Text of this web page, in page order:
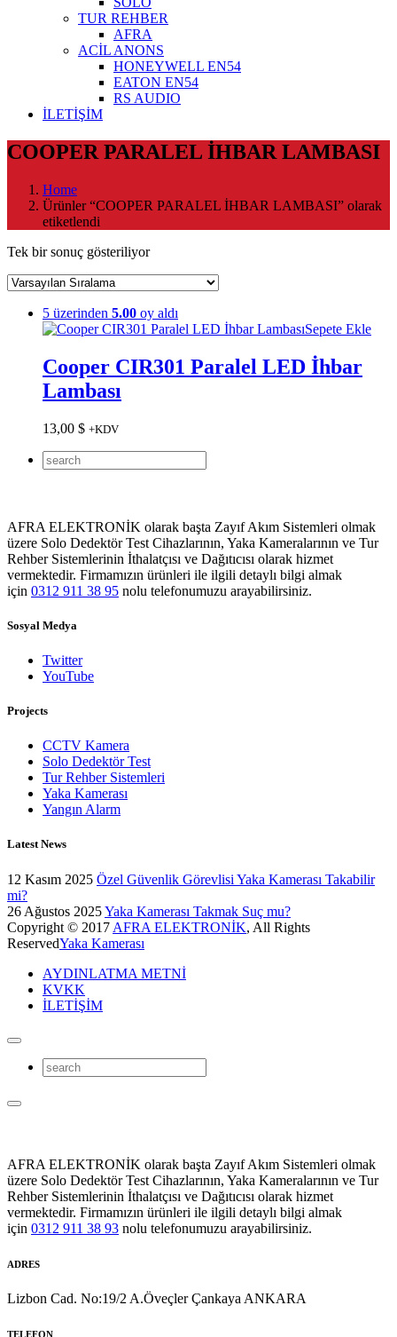
TUR REHBER
AFRA
ACİL ANONS
HONEYWELL EN54
EATON EN54
RS AUDIO
İLETİŞİM
COOPER PARALEL İHBAR LAMBASI
Home
Ürünler “COOPER PARALEL İHBAR LAMBASI” olarak
etiketlendi
Tek bir sonuç gösteriliyor
5 üzerinden 5.00 oy aldı
Sepete Ekle
Cooper CIR301 Paralel LED İhbar
Lambası
13,00 $ +KDV
AFRA ELEKTRONİK olarak başta Zayıf Akım Sistemleri olmak
üzere Solo Dedektör Test Cihazlarının, Yaka Kameralarının ve Tur
Rehber Sistemlerinin İthalatçısı ve Dağıtıcısı olarak hizmet
vermektedir. Firmamızın ürünleri ile ilgili detaylı bilgi almak
için 0312 911 38 95 nolu telefonumuzu arayabilirsiniz.
Sosyal Medya
Twitter
YouTube
Projects
CCTV Kamera
Solo Dedektör Test
Tur Rehber Sistemleri
Yaka Kamerası
Yangın Alarm
Latest News
12 Kasım 2025 Özel Güvenlik Görevlisi Yaka Kamerası Takabilir
mi?
26 Ağustos 2025Yaka Kamerası Takmak Suç mu?
Copyright © 2017 AFRA ELEKTRONİK, All Rights
ReservedYaka Kamerası
AYDINLATMA METNİ
KVKK
İLETİŞİM
AFRA ELEKTRONİK olarak başta Zayıf Akım Sistemleri olmak
üzere Solo Dedektör Test Cihazlarının, Yaka Kameralarının ve Tur
Rehber Sistemlerinin İthalatçısı ve Dağıtıcısı olarak hizmet
vermektedir. Firmamızın ürünleri ile ilgili detaylı bilgi almak
için 0312 911 38 93 nolu telefonumuzu arayabilirsiniz.
ADRES
Lizbon Cad. No:19/2 A.Öveçler Çankaya ANKARA
TELEFON